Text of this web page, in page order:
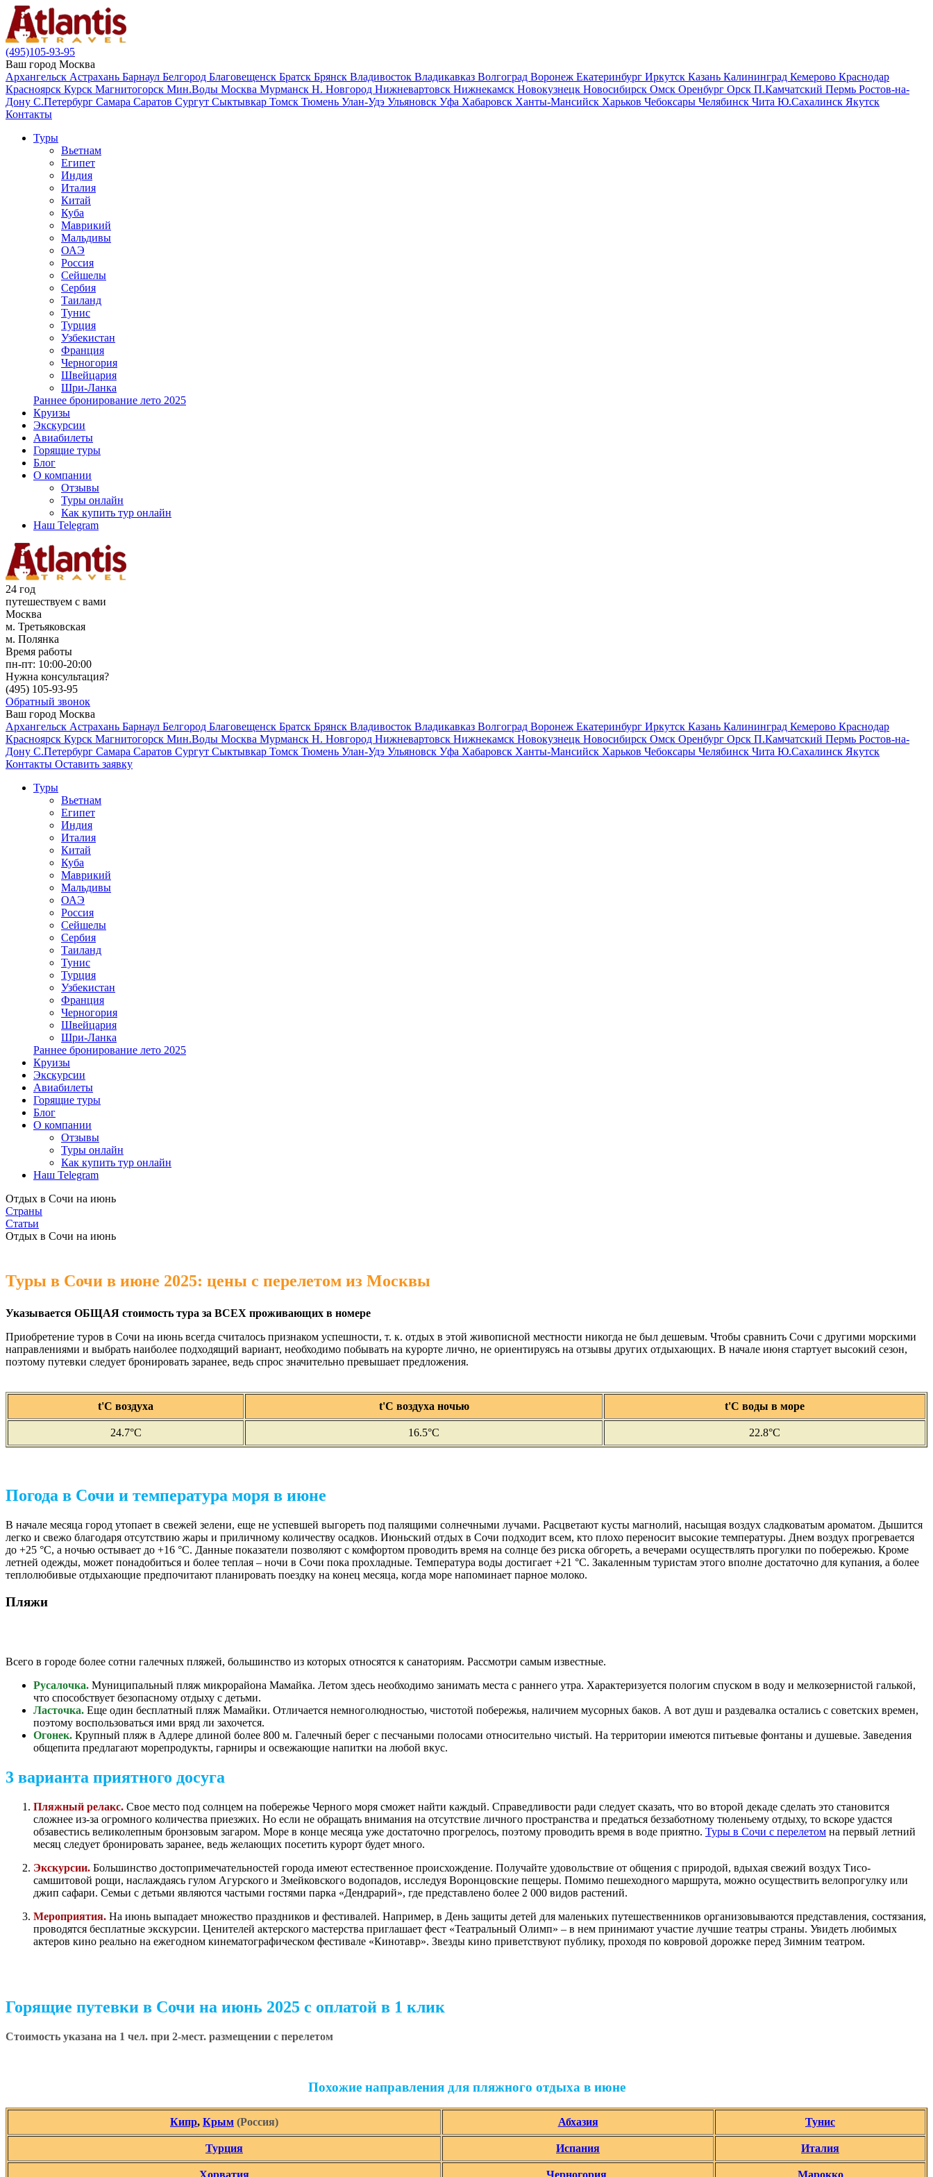
(495)105-93-95
Ваш город Москва
Архангельск Астрахань Барнаул Белгород Благовещенск Братск Брянск Владивосток Владикавказ Волгоград Воронеж Екатеринбург Иркутск Казань Калининград Кемерово Краснодар
Красноярск Курск Магнитогорск Мин.Воды Москва Мурманск Н. Новгород Нижневартовск Нижнекамск Новокузнецк Новосибирск Омск Оренбург Орск П.Камчатский Пермь Ростов-на-
Дону С.Петербург Самара Саратов Сургут Сыктывкар Томск Тюмень Улан-Удэ Ульяновск Уфа Хабаровск Ханты-Мансийск Харьков Чебоксары Челябинск Чита Ю.Сахалинск Якутск
Контакты
Туры
Вьетнам
Египет
Индия
Италия
Китай
Куба
Маврикий
Мальдивы
ОАЭ
Россия
Сейшелы
Сербия
Таиланд
Тунис
Турция
Узбекистан
Франция
Черногория
Швейцария
Шри-Ланка
Раннее бронирование лето 2025
Круизы
Экскурсии
Авиабилеты
Горящие туры
Блог
О компании
Отзывы
Туры онлайн
Как купить тур онлайн
Наш Telegram
24 год
путешествуем с вами
Москва
м. Третьяковская
м. Полянка
Время работы
пн-пт: 10:00-20:00
Нужна консультация?
(495) 105-93-95
Обратный звонок
Ваш город Москва
Архангельск Астрахань Барнаул Белгород Благовещенск Братск Брянск Владивосток Владикавказ Волгоград Воронеж Екатеринбург Иркутск Казань Калининград Кемерово Краснодар
Красноярск Курск Магнитогорск Мин.Воды Москва Мурманск Н. Новгород Нижневартовск Нижнекамск Новокузнецк Новосибирск Омск Оренбург Орск П.Камчатский Пермь Ростов-на-
Дону С.Петербург Самара Саратов Сургут Сыктывкар Томск Тюмень Улан-Удэ Ульяновск Уфа Хабаровск Ханты-Мансийск Харьков Чебоксары Челябинск Чита Ю.Сахалинск Якутск
Контакты Оставить заявку
Туры
Вьетнам
Египет
Индия
Италия
Китай
Куба
Маврикий
Мальдивы
ОАЭ
Россия
Сейшелы
Сербия
Таиланд
Тунис
Турция
Узбекистан
Франция
Черногория
Швейцария
Шри-Ланка
Раннее бронирование лето 2025
Круизы
Экскурсии
Авиабилеты
Горящие туры
Блог
О компании
Отзывы
Туры онлайн
Как купить тур онлайн
Наш Telegram
Отдых в Сочи на июнь
Страны
Статьи
Отдых в Сочи на июнь
Туры в Сочи в июне 2025: цены с перелетом из Москвы
Указывается ОБЩАЯ стоимость тура за ВСЕХ проживающих в номере
Приобретение туров в Сочи на июнь всегда считалось признаком успешности, т. к. отдых в этой живописной местности никогда не был дешевым. Чтобы сравнить Сочи с другими морскими
направлениями и выбрать наиболее подходящий вариант, необходимо побывать на курорте лично, не ориентируясь на отзывы других отдыхающих. В начале июня стартует высокий сезон,
поэтому путевки следует бронировать заранее, ведь спрос значительно превышает предложения.
t'С воздуха t'С воздуха ночью t'С воды в море
24.7°C 16.5°C 22.8°C
Погода в Сочи и температура моря в июне
В начале месяца город утопает в свежей зелени, еще не успевшей выгореть под палящими солнечными лучами. Расцветают кусты магнолий, насыщая воздух сладковатым ароматом. Дышится
легко и свежо благодаря отсутствию жары и приличному количеству осадков. Июньский отдых в Сочи подходит всем, кто плохо переносит высокие температуры. Днем воздух прогревается
до +25 °C, а ночью остывает до +16 °C. Данные показатели позволяют с комфортом проводить время на солнце без риска обгореть, а вечерами осуществлять прогулки по побережью. Кроме
летней одежды, может понадобиться и более теплая – ночи в Сочи пока прохладные. Температура воды достигает +21 °C. Закаленным туристам этого вполне достаточно для купания, а более
теплолюбивые отдыхающие предпочитают планировать поездку на конец месяца, когда море напоминает парное молоко.
Пляжи
Всего в городе более сотни галечных пляжей, большинство из которых относятся к санаториям. Рассмотри самым известные.
Русалочка. Муниципальный пляж микрорайона Мамайка. Летом здесь необходимо занимать места с раннего утра. Характеризуется пологим спуском в воду и мелкозернистой галькой,
что способствует безопасному отдыху с детьми.
Ласточка. Еще один бесплатный пляж Мамайки. Отличается немноголюдностью, чистотой побережья, наличием мусорных баков. А вот душ и раздевалка остались с советских времен,
поэтому воспользоваться ими вряд ли захочется.
Огонек. Крупный пляж в Адлере длиной более 800 м. Галечный берег с песчаными полосами относительно чистый. На территории имеются питьевые фонтаны и душевые. Заведения
общепита предлагают морепродукты, гарниры и освежающие напитки на любой вкус.
3 варианта приятного досуга
Пляжный релакс. Свое место под солнцем на побережье Черного моря сможет найти каждый. Справедливости ради следует сказать, что во второй декаде сделать это становится
сложнее из-за огромного количества приезжих. Но если не обращать внимания на отсутствие личного пространства и предаться беззаботному тюленьему отдыху, то вскоре удастся
обзавестись великолепным бронзовым загаром. Море в конце месяца уже достаточно прогрелось, поэтому проводить время в воде приятно. Туры в Сочи с перелетом на первый летний
месяц следует бронировать заранее, ведь желающих посетить курорт будет много.
Экскурсии. Большинство достопримечательностей города имеют естественное происхождение. Получайте удовольствие от общения с природой, вдыхая свежий воздух Тисо-
самшитовой рощи, наслаждаясь гулом Агурского и Змейковского водопадов, исследуя Воронцовские пещеры. Помимо пешеходного маршрута, можно осуществить велопрогулку или
джип сафари. Семьи с детьми являются частыми гостями парка «Дендрарий», где представлено более 2 000 видов растений.
Мероприятия. На июнь выпадает множество праздников и фестивалей. Например, в День защиты детей для маленьких путешественников организовываются представления, состязания,
проводятся бесплатные экскурсии. Ценителей актерского мастерства приглашает фест «Театральный Олимп» – в нем принимают участие лучшие театры страны. Увидеть любимых
актеров кино реально на ежегодном кинематографическом фестивале «Кинотавр». Звезды кино приветствуют публику, проходя по ковровой дорожке перед Зимним театром.
Горящие путевки в Сочи на июнь 2025 с оплатой в 1 клик
Стоимость указана на 1 чел. при 2-мест. размещении с перелетом
Похожие направления для пляжного отдыха в июне
Кипр, Крым (Россия) Абхазия Тунис
Турция Испания Италия